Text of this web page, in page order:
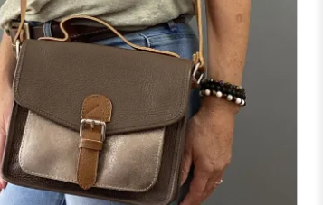
NOIRMARINECAMEL
F
ROUGE
J'ajoute à mon panier !
Vue rapide